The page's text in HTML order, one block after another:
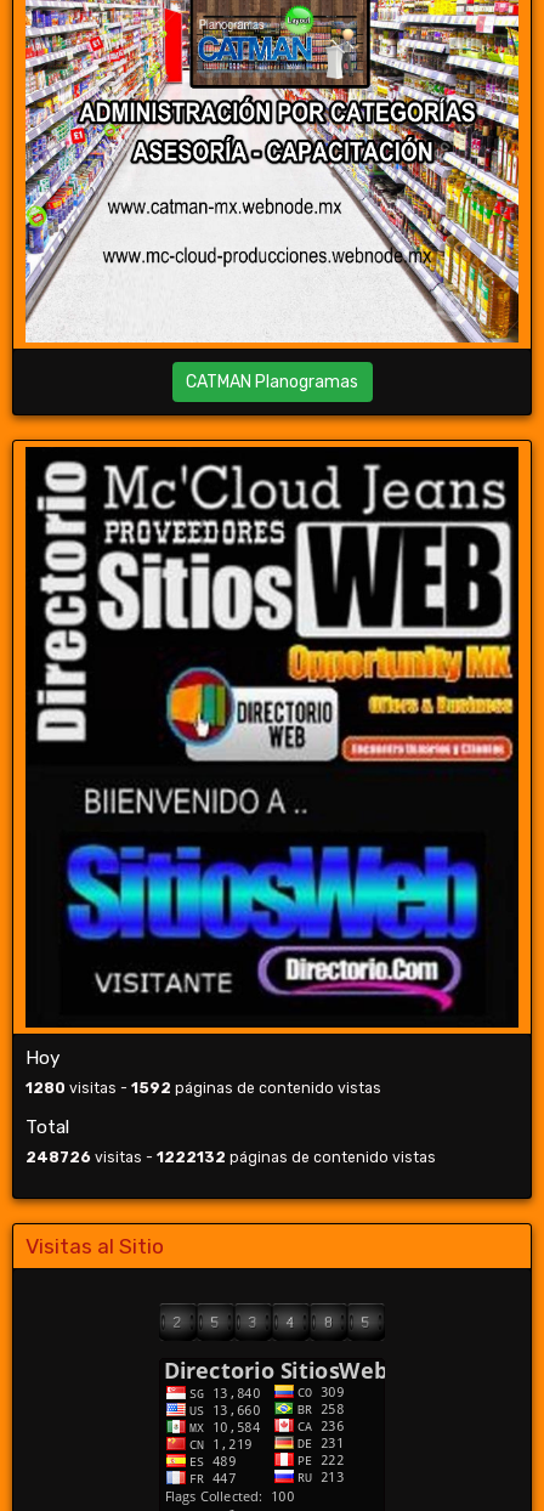
CATMAN Planogramas
Hoy
1280 visitas - 1592 páginas de contenido vistas
Total
248726 visitas - 1222132 páginas de contenido vistas
Visitas al Sitio